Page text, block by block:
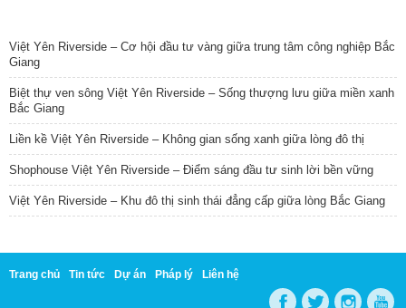
Việt Yên Riverside – Cơ hội đầu tư vàng giữa trung tâm công nghiệp Bắc
Giang
Biệt thự ven sông Việt Yên Riverside – Sống thượng lưu giữa miền xanh
Bắc Giang
Liền kề Việt Yên Riverside – Không gian sống xanh giữa lòng đô thị
Shophouse Việt Yên Riverside – Điểm sáng đầu tư sinh lời bền vững
Việt Yên Riverside – Khu đô thị sinh thái đẳng cấp giữa lòng Bắc Giang
Trang chủ Tin tức Dự án Pháp lý Liên hệ